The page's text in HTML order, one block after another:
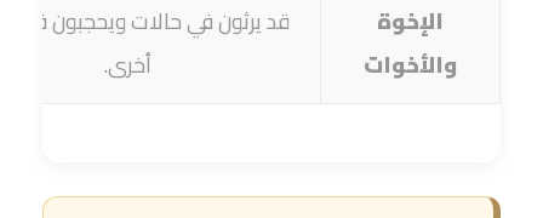
الإخوة
والأخوات
قد يرثون في حالات ويحجبون في
أخرى.